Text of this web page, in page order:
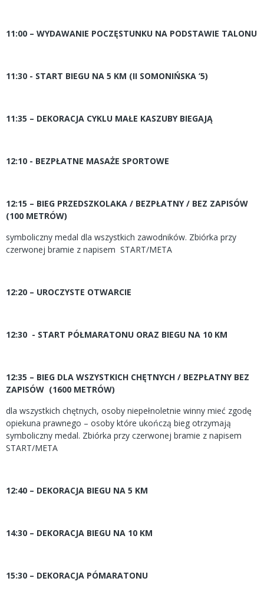
11:00 – WYDAWANIE POCZĘSTUNKU NA PODSTAWIE TALONU
11:30 - START BIEGU NA 5 KM (II SOMONIŃSKA ‘5)
11:35 – DEKORACJA CYKLU MAŁE KASZUBY BIEGAJĄ
12:10 - BEZPŁATNE MASAŻE SPORTOWE
12:15 – BIEG PRZEDSZKOLAKA / BEZPŁATNY / BEZ ZAPISÓW
(100 METRÓW)
symboliczny medal dla wszystkich zawodników. Zbiórka przy
czerwonej bramie z napisem START/META
12:20 – UROCZYSTE OTWARCIE
12:30 - START PÓŁMARATONU ORAZ BIEGU NA 10 KM
12:35 – BIEG DLA WSZYSTKICH CHĘTNYCH / BEZPŁATNY BEZ
ZAPISÓW (1600 METRÓW)
dla wszystkich chętnych, osoby niepełnoletnie winny mieć zgodę
opiekuna prawnego – osoby które ukończą bieg otrzymają
symboliczny medal. Zbiórka przy czerwonej bramie z napisem
START/META
12:40 – DEKORACJA BIEGU NA 5 KM
14:30 – DEKORACJA BIEGU NA 10 KM
15:30 – DEKORACJA PÓMARATONU